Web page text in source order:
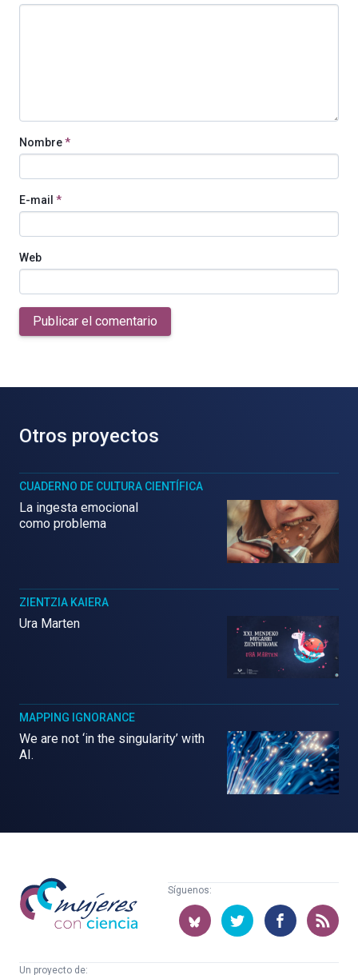
Nombre*
E-mail *
Web
Publicar el comentario
Otros proyectos
CUADERNO DE CULTURA CIENTÍFICA
La ingesta emocional
como problema
ZIENTZIA KAIERA
Ura Marten
MAPPING IGNORANCE
We are not ‘in the singularity’ with
AI.
Mujeres
con
ciencia
Síguenos:
Un proyecto de: